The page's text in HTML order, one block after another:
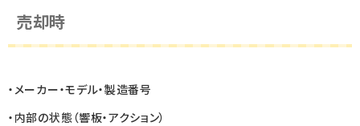
売却時
・メーカー・モデル・製造番号
・内部の状態（響板・アクション）